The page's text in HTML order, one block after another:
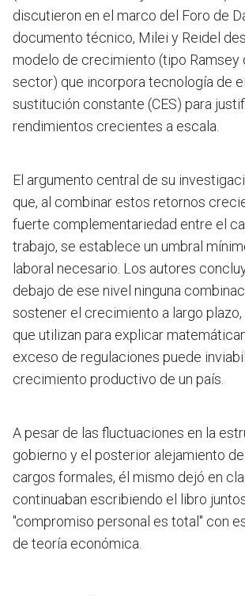
discutieron en el marco del Foro de
documento técnico, Milei y Reidel
modelo de crecimiento (tipo Ramsey
sector) que incorpora tecnología de
sustitución constante (CES) para
rendimientos crecientes a escala.
El argumento central de su
que, al combinar estos retornos
fuerte complementariedad entre el
trabajo, se establece un umbral
laboral necesario. Los autores
debajo de ese nivel ninguna
sostener el crecimiento a largo plazo,
que utilizan para explicar
exceso de regulaciones puede
crecimiento productivo de un país.
A pesar de las fluctuaciones en la
gobierno y el posterior alejamiento
cargos formales, él mismo dejó en
continuaban escribiendo el libro
"compromiso personal es total" con
de teoría económica.